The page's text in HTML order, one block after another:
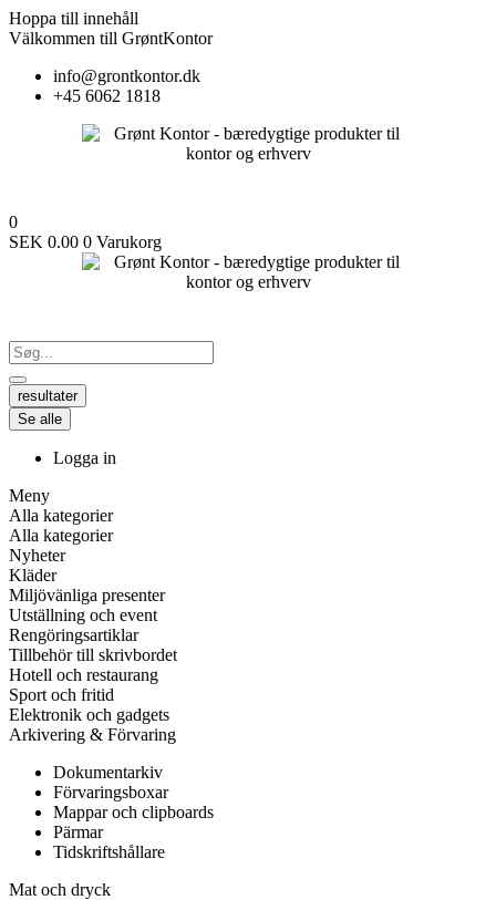
Hoppa till innehåll
Välkommen till GrøntKontor
info@grontkontor.dk
+45 6062 1818
0
SEK 0.00 0 Varukorg
resultater
Se alle
Logga in
Meny
Alla kategorier
Alla kategorier
Nyheter
Kläder
Miljövänliga presenter
Utställning och event
Rengöringsartiklar
Tillbehör till skrivbordet
Hotell och restaurang
Sport och fritid
Elektronik och gadgets
Arkivering & Förvaring
Dokumentarkiv
Förvaringsboxar
Mappar och clipboards
Pärmar
Tidskriftshållare
Mat och dryck